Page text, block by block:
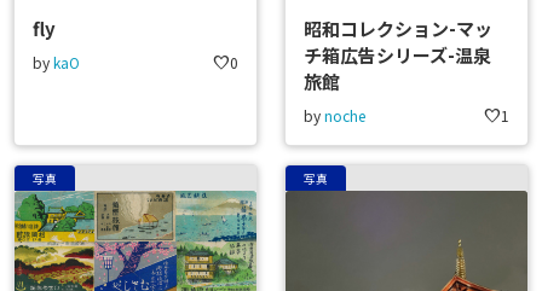
fly
bykaO favorite0
昭和コレクション-マッ
チ箱広告シリーズ-温泉
旅館
bynoche favorite1
写真 写真